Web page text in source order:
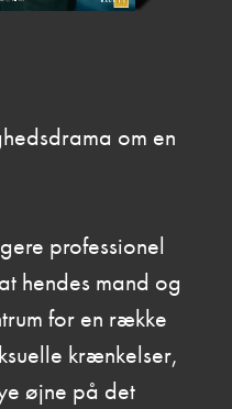
om en
professionel
hendes mand og
for en række
krænkelser,
øjne på det